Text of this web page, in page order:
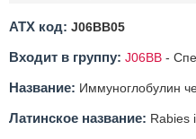
АТХ код: J06BB05
Входит в группу: J06BB -
Название: Иммуноглобулин
Латинское название: Rabies